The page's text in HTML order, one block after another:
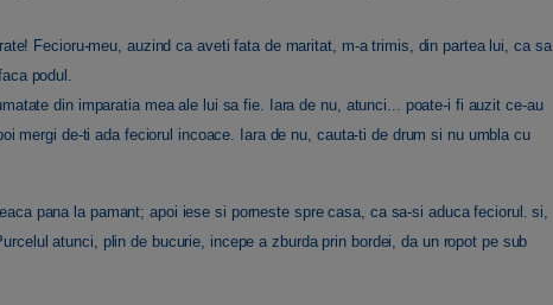
Fecioru-meu, auzind ca aveti fata de maritat, m-a trimis, din partea lui, ca sa
podul.
din imparatia mea ale lui sa fie. Iara de nu, atunci... poate-i fi auzit ce-au
mergi de-ti ada feciorul incoace. Iara de nu, cauta-ti de drum si nu umbla cu
pana la pamant; apoi iese si porneste spre casa, ca sa-si aduca feciorul. si,
atunci, plin de bucurie, incepe a zburda prin bordei, da un ropot pe sub